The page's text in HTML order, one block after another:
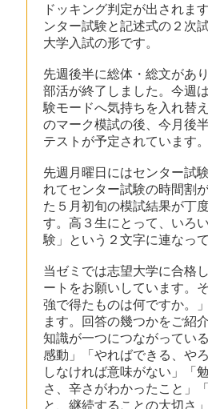
ドッキング判定が出されま
ンター試験と記述式の２次
大学入試の形です。
先週後半に総体・総文があ
部活が終了しました。今週
験モードへ気持ちを入れ替
のマーク模試の後、今月後
テストが予定されています。
先週月曜日にはセンター試
れてセンター試験の時間割
た５月初旬の模試結果が丁
す。高３生にとって、いろ
験」という２文字に連なって
当ゼミでは志望大学に合格
ートをお願いしています。
強で得たものは何ですか。
ます。回答の幾つかをご紹
知識が一つにつながってい
感動」「やればできる、や
しなければ意味がない」「
さ、辛さがわかったこと」
と、継続することの大切さ